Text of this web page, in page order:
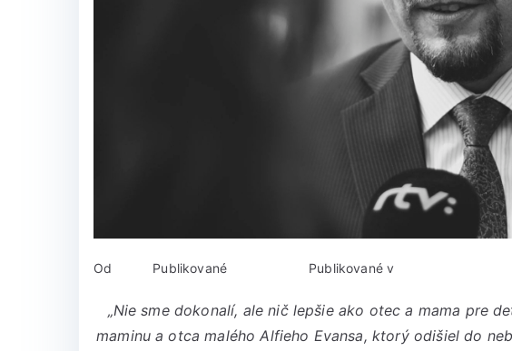
Od Publikované Publikované v
„Nie sme dokonalí, ale nič lepšie ako otec a mama pre
maminu a otca malého Alfieho Evansa, ktorý odišiel do